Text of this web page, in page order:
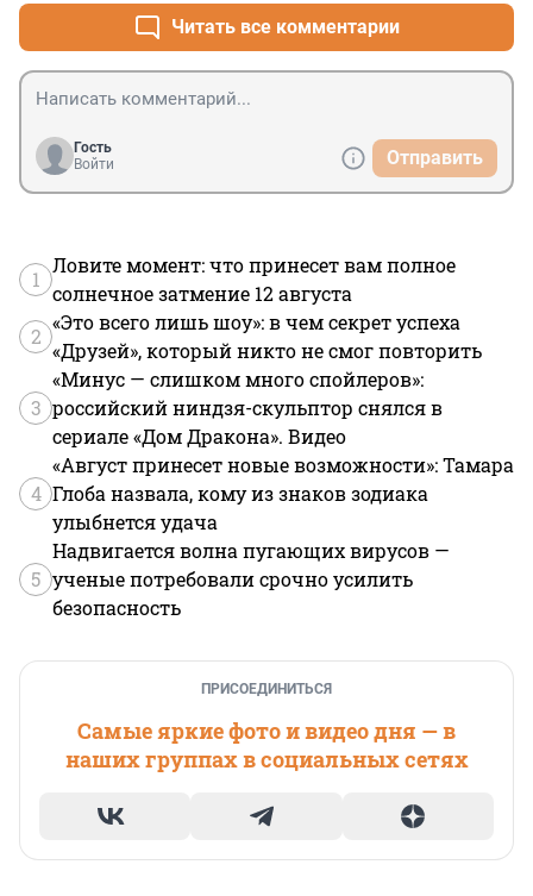
Читать все комментарии
Гость
Войти
Отправить
1
Ловите момент: что принесет вам полное
солнечное затмение 12 августа
2
«Это всего лишь шоу»: в чем секрет успеха
«Друзей», который никто не смог повторить
3
«Минус — слишком много спойлеров»:
российский ниндзя-скульптор снялся в
сериале «Дом Дракона». Видео
4
«Август принесет новые возможности»: Тамара
Глоба назвала, кому из знаков зодиака
улыбнется удача
5
Надвигается волна пугающих вирусов —
ученые потребовали срочно усилить
безопасность
ПРИСОЕДИНИТЬСЯ
Самые яркие фото и видео дня — в
наших группах в социальных сетях